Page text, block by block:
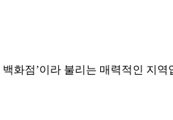
화점’이라 불리는 매력적인 지